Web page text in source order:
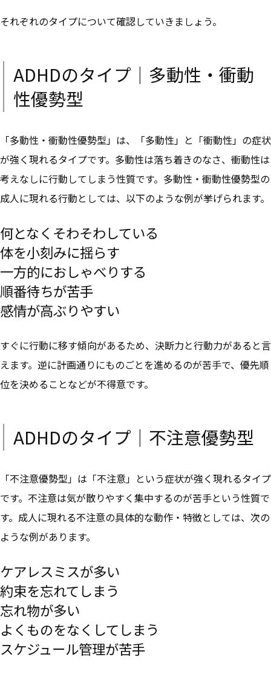
それぞれのタイプについて確認していきましょう。
ADHDのタイプ｜多動性・衝動
性優勢型
「多動性・衝動性優勢型」は、「多動性」と「衝動性」の症状
が強く現れるタイプです。多動性は落ち着きのなさ、衝動性は
考えなしに行動してしまう性質です。多動性・衝動性優勢型の
成人に現れる行動としては、以下のような例が挙げられます。
何となくそわそわしている
体を小刻みに揺らす
一方的におしゃべりする
順番待ちが苦手
感情が高ぶりやすい
すぐに行動に移す傾向があるため、 決断力と行動力があると言
えます。逆に計画通りにものごとを進めるのが苦手で、 優先順
位を決めることなどが不得意です。
ADHDのタイプ｜不注意優勢型
「不注意優勢型」は「不注意」という症状が強く現れるタイプ
です。不注意は気が散りやすく集中するのが苦手という性質で
す。成人に現れる不注意の具体的な動作・特徴としては、次の
ような例があります。
ケアレスミスが多い
約束を忘れてしまう
忘れ物が多い
よくものをなくしてしまう
スケジュール管理が苦手